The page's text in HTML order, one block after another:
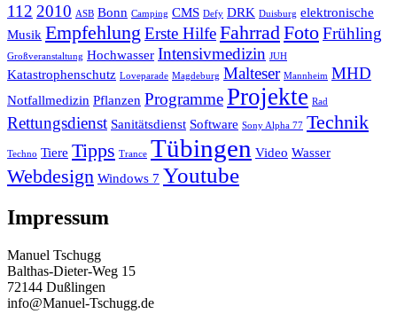
112 2010 ASB Bonn Camping CMS Defy DRK Duisburg elektronische
Musik Empfehlung Erste HilfeFahrrad FotoFrühling
Großveranstaltung Hochwasser Intensivmedizin JUH
Katastrophenschutz Loveparade Magdeburg Malteser Mannheim MHD
Notfallmedizin Pflanzen ProgrammeProjekte Rad
Rettungsdienst Sanitätsdienst Software Sony Alpha 77 Technik
Techno Tiere Tipps Trance Tübingen Video Wasser
Webdesign Windows 7 Youtube
Impressum
Manuel Tschugg
Balthas-Dieter-Weg 15
72144 Dußlingen
info@Manuel-Tschugg.de